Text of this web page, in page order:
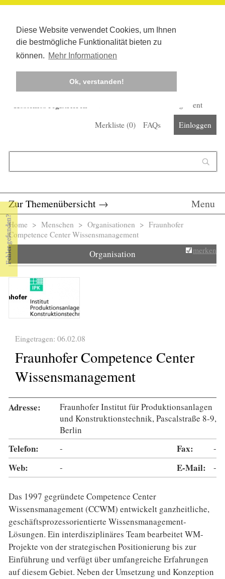
Diese Website verwendet Cookies, um Ihnen
die bestmögliche Funktionalität bieten zu
können. Mehr Informationen
Ok, verstanden!
Kostenlos registrieren
Corona-Management
Merkliste (0) FAQs Einloggen
Zur Themenübersicht → Menu
Sie sind hier
Home > Menschen > Organisationen > Fraunhofer
Competence Center Wissensmanagement
Organisation merken
Eingetragen: 06.02.08
Fraunhofer Competence Center
Wissensmanagement
Adresse:
Fraunhofer Institut für Produktionsanlagen
und Konstruktionstechnik, Pascalstraße 8-9,
Berlin
Telefon: - Fax: -
Web: - E-Mail: -
Das 1997 gegründete Competence Center
Wissensmanagement (CCWM) entwickelt ganzheitliche,
geschäftsprozessorientierte Wissensmanagement-
Lösungen. Ein interdisziplinäres Team bearbeitet WM-
Projekte von der strategischen Positionierung bis zur
Einführung und verfügt über umfangreiche Erfahrungen
auf diesem Gebiet. Neben der Umsetzung und Konzeption